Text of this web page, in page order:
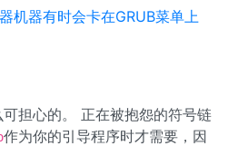
机器有时会卡在GRUB菜单上
担心的。 正在被抱怨的符号链
作为你的引导程序时才需要，因